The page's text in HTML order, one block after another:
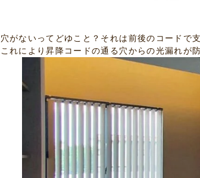
穴がないってどゆこと？それは前後のコードで
これにより昇降コードの通る穴からの光漏れが防